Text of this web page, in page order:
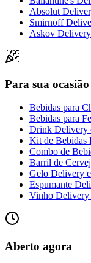
Absolut
Smirnoff
Askov Delivery
Para sua ocasião
Bebidas para
Bebidas para
Drink Delivery
Kit de Bebidas
Combo de
Barril de
Gelo Delivery
Espumante
Vinho Delivery
Aberto agora